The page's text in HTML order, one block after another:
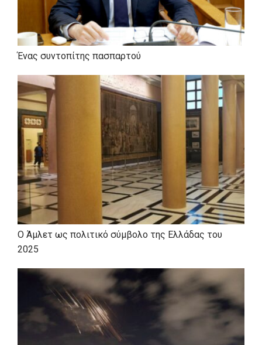
τους ονόματα» εκδ. Γαβριηλίδης
Τις ποιητικές συλλογές «Τα χαϊκού της
Παρασκευής», «Οδοιπόρες λέξεις», «190+1
χάικου», και «Ασύμμετρες Αναπνοές» εκδ.
Γαβριηλίδης και «Θεάσεις», εκδ. Βακχικόν
και το θεατρικό έργο «Η Παράσταση»
εκδ. Δωδώνη
τα οποία μπορείτε να βρείτε εύκολα στα
περισσότερα βιβλιοπωλεία, αλλά και μαζί
με τον ίδιο στο Σύνταγμα, Βουλής 14
Ένας συντοπίτης πασπαρτού
Ο Άμλετ ως πολιτικό σύμβολο της Ελλάδας του
2025